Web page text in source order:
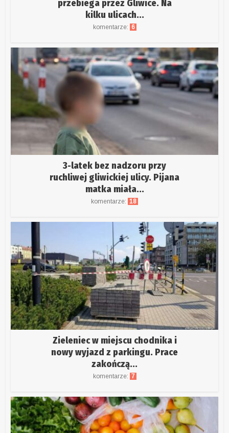
przebiega przez Gliwice. Na
kilku ulicach...
komentarze: 6
3-latek bez nadzoru przy
ruchliwej gliwickiej ulicy. Pijana
matka miała...
komentarze: 18
Zieleniec w miejscu chodnika i
nowy wyjazd z parkingu. Prace
zakończą...
komentarze: 7